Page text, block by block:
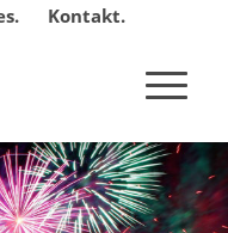
Kontakt.